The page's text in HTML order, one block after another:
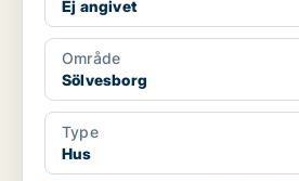
Ej angivet
Område
Sölvesborg
Type
Hus